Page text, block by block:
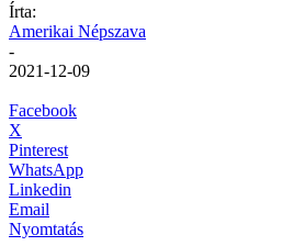
Írta:
Amerikai Népszava
-
2021-12-09
Facebook
X
Pinterest
WhatsApp
Linkedin
Email
Nyomtatás